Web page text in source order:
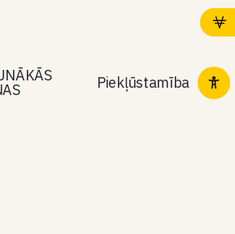
Piekļūstamība